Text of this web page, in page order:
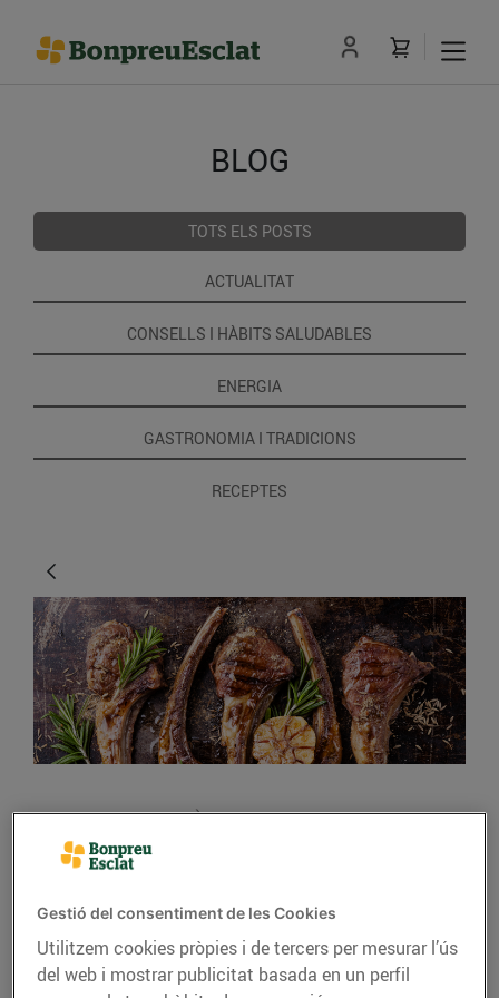
BLOG
TOTS ELS POSTS
ACTUALITAT
CONSELLS I HÀBITS SALUDABLES
ENERGIA
GASTRONOMIA I TRADICIONS
RECEPTES
CONSELLS I HÀBITS SALUDABLES
Xai, carn de festa
20/de gener/2020
Amb una carn tendra i un gust inconfusible, el xai
Gestió del consentiment de les Cookies
Utilitzem cookies pròpies i de tercers per mesurar l’ús
del web i mostrar publicitat basada en un perfil